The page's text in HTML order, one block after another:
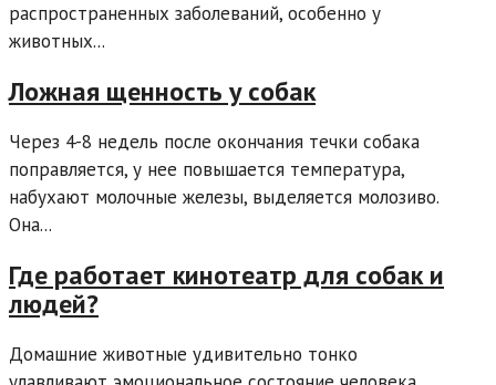
распространенных заболеваний, особенно у
животных...
Ложная щенность у собак
Через 4-8 недель после окончания течки собака
поправляется, у нее повышается температура,
набухают молочные железы, выделяется молозиво.
Она...
Где работает кинотеатр для собак и
людей?
Домашние животные удивительно тонко